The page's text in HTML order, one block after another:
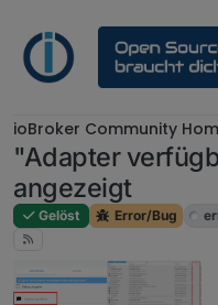
ioBroker Community
"Adapter
angezeigt
Gelöst Error/Bug